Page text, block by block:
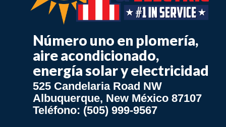
Número uno en plomería,
aire acondicionado,
energía solar y electricidad
525 Candelaria Road NW
Albuquerque, New México 87107
Teléfono: (505) 999-9567